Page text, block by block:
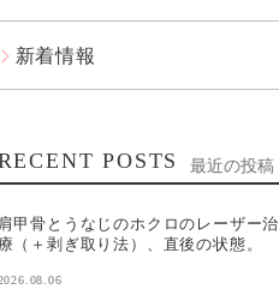
新着情報
POSTS 最近の投稿
肩甲骨とうなじのホクロのレーザー治
（＋剥ぎ取り法）、直後の状態。